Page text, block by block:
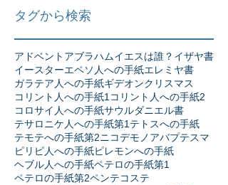
タグから検索
アドベント アブラハムイエスは誰？ イザヤ書
イースターエペソ人への手紙エレミヤ書
ガラテア人への手紙ギデオンクリスマス
コリント人への手紙1 コリント人への手紙2
コロサイ人への手紙サウルダニエル書
テサロニケ人への手紙第1 テトスへの手紙
テモテへの手紙第2ニコデモ ノアバプテスマ
ピリピ人への手紙ピレモンへの手紙
ヘブル人への手紙ペテロの手紙第1
ペテロの手紙第2ペンテコステ